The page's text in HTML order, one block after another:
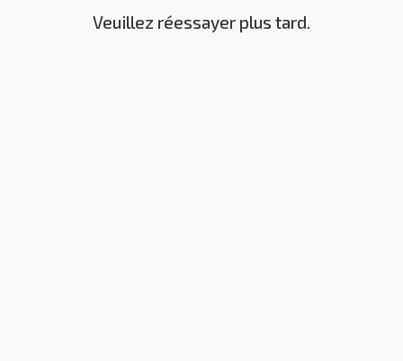
Veuillez réessayer plus tard.